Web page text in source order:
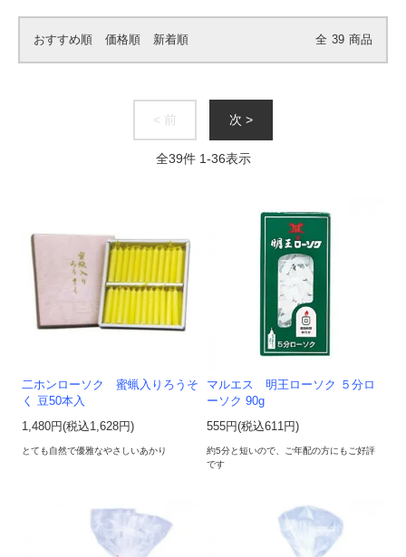
おすすめ順 価格順 新着順 全 39 商品
< 前 次 >
全39件 1-36表示
二ホンローソク 蜜蝋入りろうそ
く 豆50本入
1,480円(税込1,628円)
とても自然で優雅なやさしいあかり
マルエス 明王ローソク ５分ロ
ーソク 90g
555円(税込611円)
約5分と短いので、ご年配の方にもご好評
です